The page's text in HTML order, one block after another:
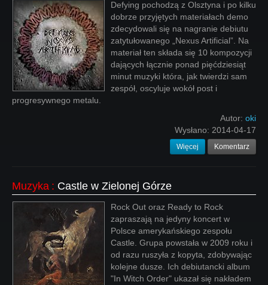
Defying pochodzą z Olsztyna i po kilku
dobrze przyjętych materiałach demo
zdecydowali się na nagranie debiutu
zatytułowanego „Nexus Artificial”. Na
materiał ten składa się 10 kompozycji
dających łącznie ponad pięćdziesiąt
minut muzyki która, jak twierdzi sam
zespół, oscyluje wokół post i
progresywnego metalu.
Autor: oki
Wysłano: 2014-04-17
Więcej Komentarz
Muzyka : Castle w Zielonej Górze
Rock Out oraz Ready to Rock
zapraszają na jedyny koncert w
Polsce amerykańskiego zespołu
Castle. Grupa powstała w 2009 roku i
od razu ruszyła z kopyta, zdobywając
kolejne dusze. Ich debiutancki album
"In Witch Order" ukazał się nakładem